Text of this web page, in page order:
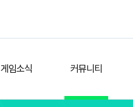
게임소식 커뮤니티